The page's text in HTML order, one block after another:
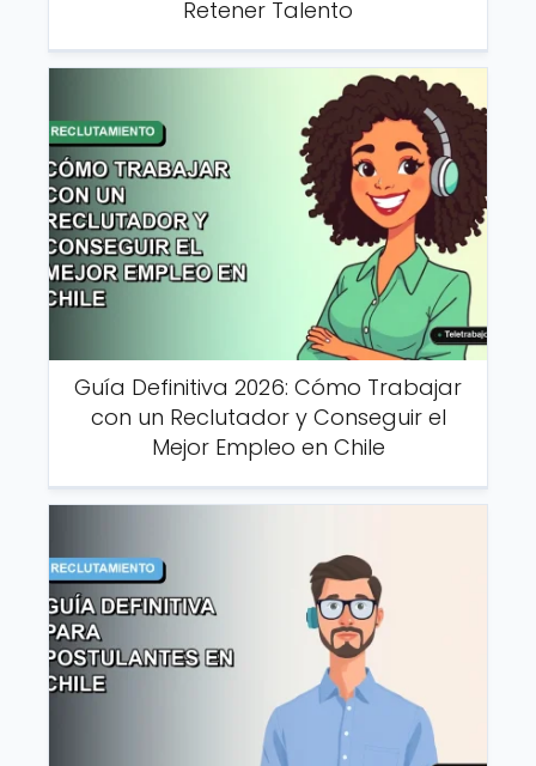
Retener Talento
Guía Definitiva 2026: Cómo Trabajar
con un Reclutador y Conseguir el
Mejor Empleo en Chile